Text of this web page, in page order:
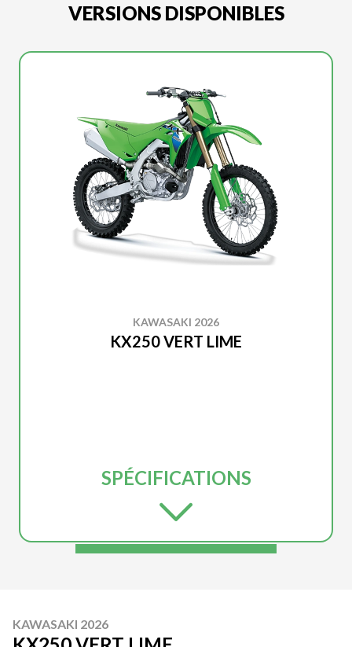
VERSIONS DISPONIBLES
KAWASAKI 2026
KX250 VERT LIME
SPÉCIFICATIONS
KAWASAKI 2026